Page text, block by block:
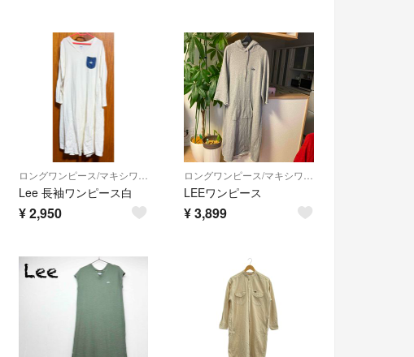
Lee 長袖ワンピース白
¥2,950
LEEワンピース
¥3,899